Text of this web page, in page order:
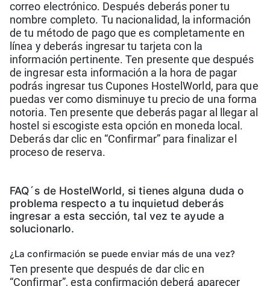
correo electrónico. Después deberás poner tu
nombre completo. Tu nacionalidad, la información
de tu método de pago que es completamente en
línea y deberás ingresar tu tarjeta con la
información pertinente. Ten presente que después
de ingresar esta información a la hora de pagar
podrás ingresar tus Cupones HostelWorld, para que
puedas ver como disminuye tu precio de una forma
notoria. Ten presente que deberás pagar al llegar al
hostel si escogiste esta opción en moneda local.
Deberás dar clic en “Confirmar” para finalizar el
proceso de reserva.
FAQ´s de HostelWorld, si tienes alguna duda o
problema respecto a tu inquietud deberás
ingresar a esta sección, tal vez te ayude a
solucionarlo.
¿La confirmación se puede enviar más de una vez?
Ten presente que después de dar clic en
“Confirmar”, esta confirmación deberá aparecer